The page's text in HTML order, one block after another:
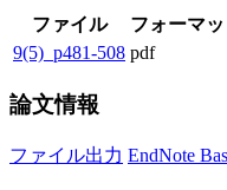
ファイル フォーマッ
9(5)_p481-508 pdf
論文情報
ファイル出力 EndNote